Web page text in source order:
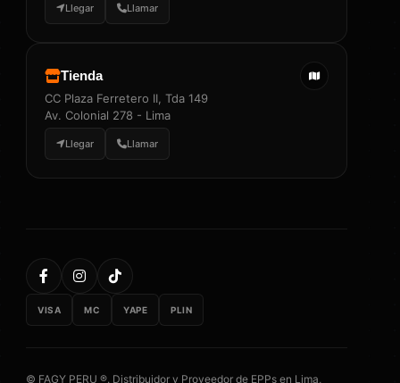
Llegar Llamar
Tienda
CC Plaza Ferretero II, Tda 149
Av. Colonial 278 - Lima
Llegar Llamar
VISA MC YAPE PLIN
© FAGY PERU ®. Distribuidor y Proveedor de EPPs en Lima,